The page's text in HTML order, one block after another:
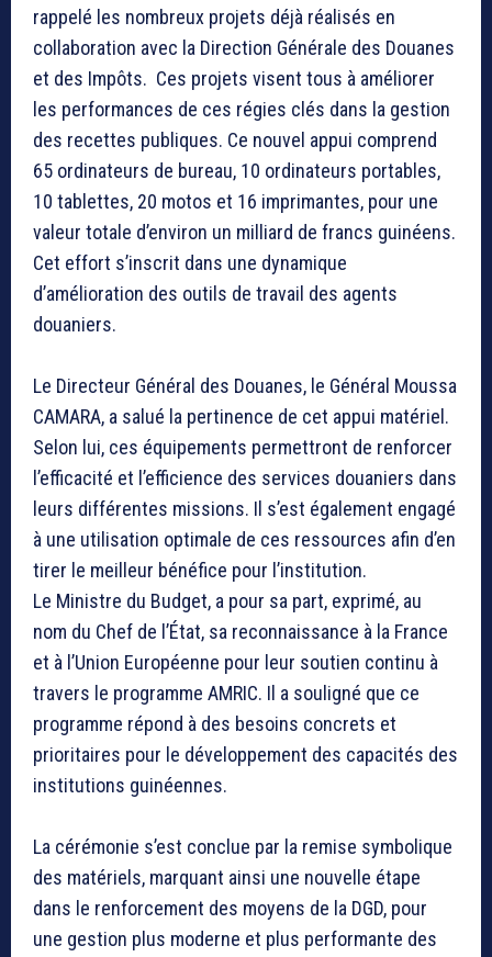
rappelé les nombreux projets déjà réalisés en
collaboration avec la Direction Générale des Douanes
et des Impôts. Ces projets visent tous à améliorer
les performances de ces régies clés dans la gestion
des recettes publiques. Ce nouvel appui comprend
65 ordinateurs de bureau, 10 ordinateurs portables,
10 tablettes, 20 motos et 16 imprimantes, pour une
valeur totale d’environ un milliard de francs guinéens.
Cet effort s’inscrit dans une dynamique
d’amélioration des outils de travail des agents
douaniers.
Le Directeur Général des Douanes, le Général Moussa
CAMARA, a salué la pertinence de cet appui matériel.
Selon lui, ces équipements permettront de renforcer
l’efficacité et l’efficience des services douaniers dans
leurs différentes missions. Il s’est également engagé
à une utilisation optimale de ces ressources afin d’en
tirer le meilleur bénéfice pour l’institution.
Le Ministre du Budget, a pour sa part, exprimé, au
nom du Chef de l’État, sa reconnaissance à la France
et à l’Union Européenne pour leur soutien continu à
travers le programme AMRIC. Il a souligné que ce
programme répond à des besoins concrets et
prioritaires pour le développement des capacités des
institutions guinéennes.
La cérémonie s’est conclue par la remise symbolique
des matériels, marquant ainsi une nouvelle étape
dans le renforcement des moyens de la DGD, pour
une gestion plus moderne et plus performante des